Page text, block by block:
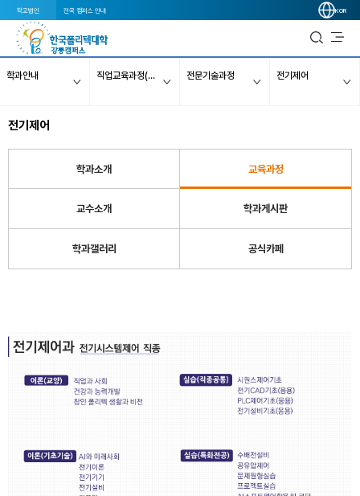
학교법인 전국 캠퍼스 안내 KOR
학과안내 직업교육과정(무료직업훈련) 전문기술과정 전기제어
전기제어
학과소개 교육과정
교수소개 학과게시판
학과갤러리 공식카페